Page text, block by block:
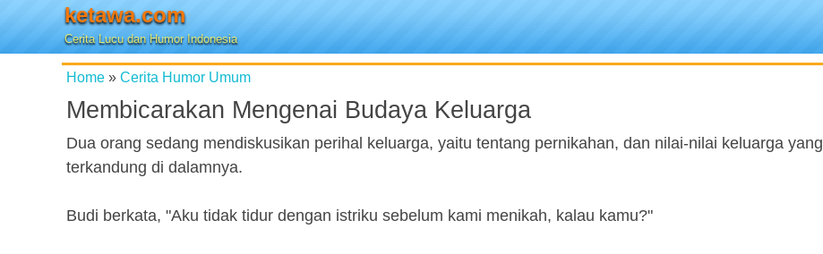
ketawa.com
Cerita Lucu dan Humor Indonesia
Home » Cerita Humor Umum
Membicarakan Mengenai Budaya Keluarga
Dua orang sedang mendiskusikan perihal keluarga, yaitu tentang pernikahan, dan nilai-nilai keluarga yang
terkandung di dalamnya.
Budi berkata, "Aku tidak tidur dengan istriku sebelum kami menikah, kalau kamu?"